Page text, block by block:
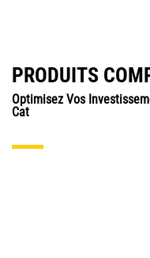
PRODUITS
Optimisez Vos
Cat